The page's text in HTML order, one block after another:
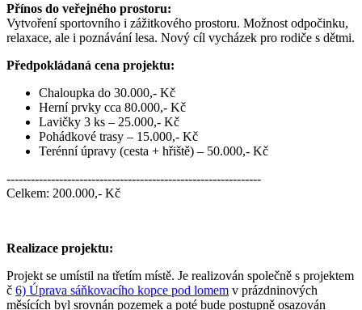
Přínos do veřejného prostoru:
Vytvoření sportovního i zážitkového prostoru. Možnost odpočinku,
relaxace, ale i poznávání lesa. Nový cíl vycházek pro rodiče s dětmi.
Předpokládaná cena projektu:
Chaloupka do 30.000,- Kč
Herní prvky cca 80.000,- Kč
Lavičky 3 ks – 25.000,- Kč
Pohádkové trasy – 15.000,- Kč
Terénní úpravy (cesta + hřiště) – 50.000,- Kč
---------------------------------------------------------------
Celkem: 200.000,- Kč
Realizace projektu:
Projekt se umístil na třetím místě. Je realizován společně s projektem
č 6) Úprava sáňkovacího kopce pod lomem v prázdninových
měsících byl srovnán pozemek a poté bude postupně osazován